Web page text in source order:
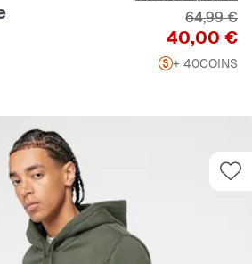
Prix
40,00 €
Prix
64,99 €
+ 40COINS